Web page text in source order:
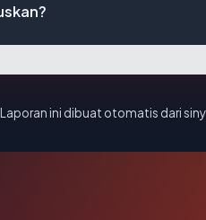
Laporan ini dibuat otomatis dari